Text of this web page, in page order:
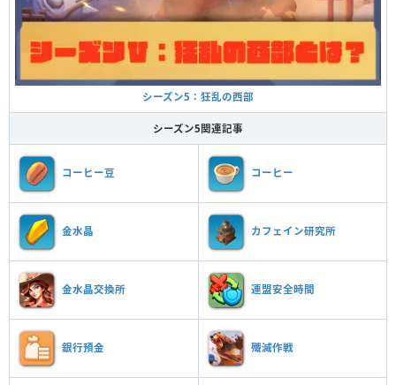
シーズン5：狂乱の西部
シーズン5関連記事
コーヒー豆 コーヒー
金水晶 カフェイン研究所
金水晶交換所 連盟安全時間
銀行預金 殲滅作戦